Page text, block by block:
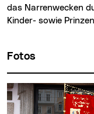
das Narrenwecken
Kinder- sowie
Fotos